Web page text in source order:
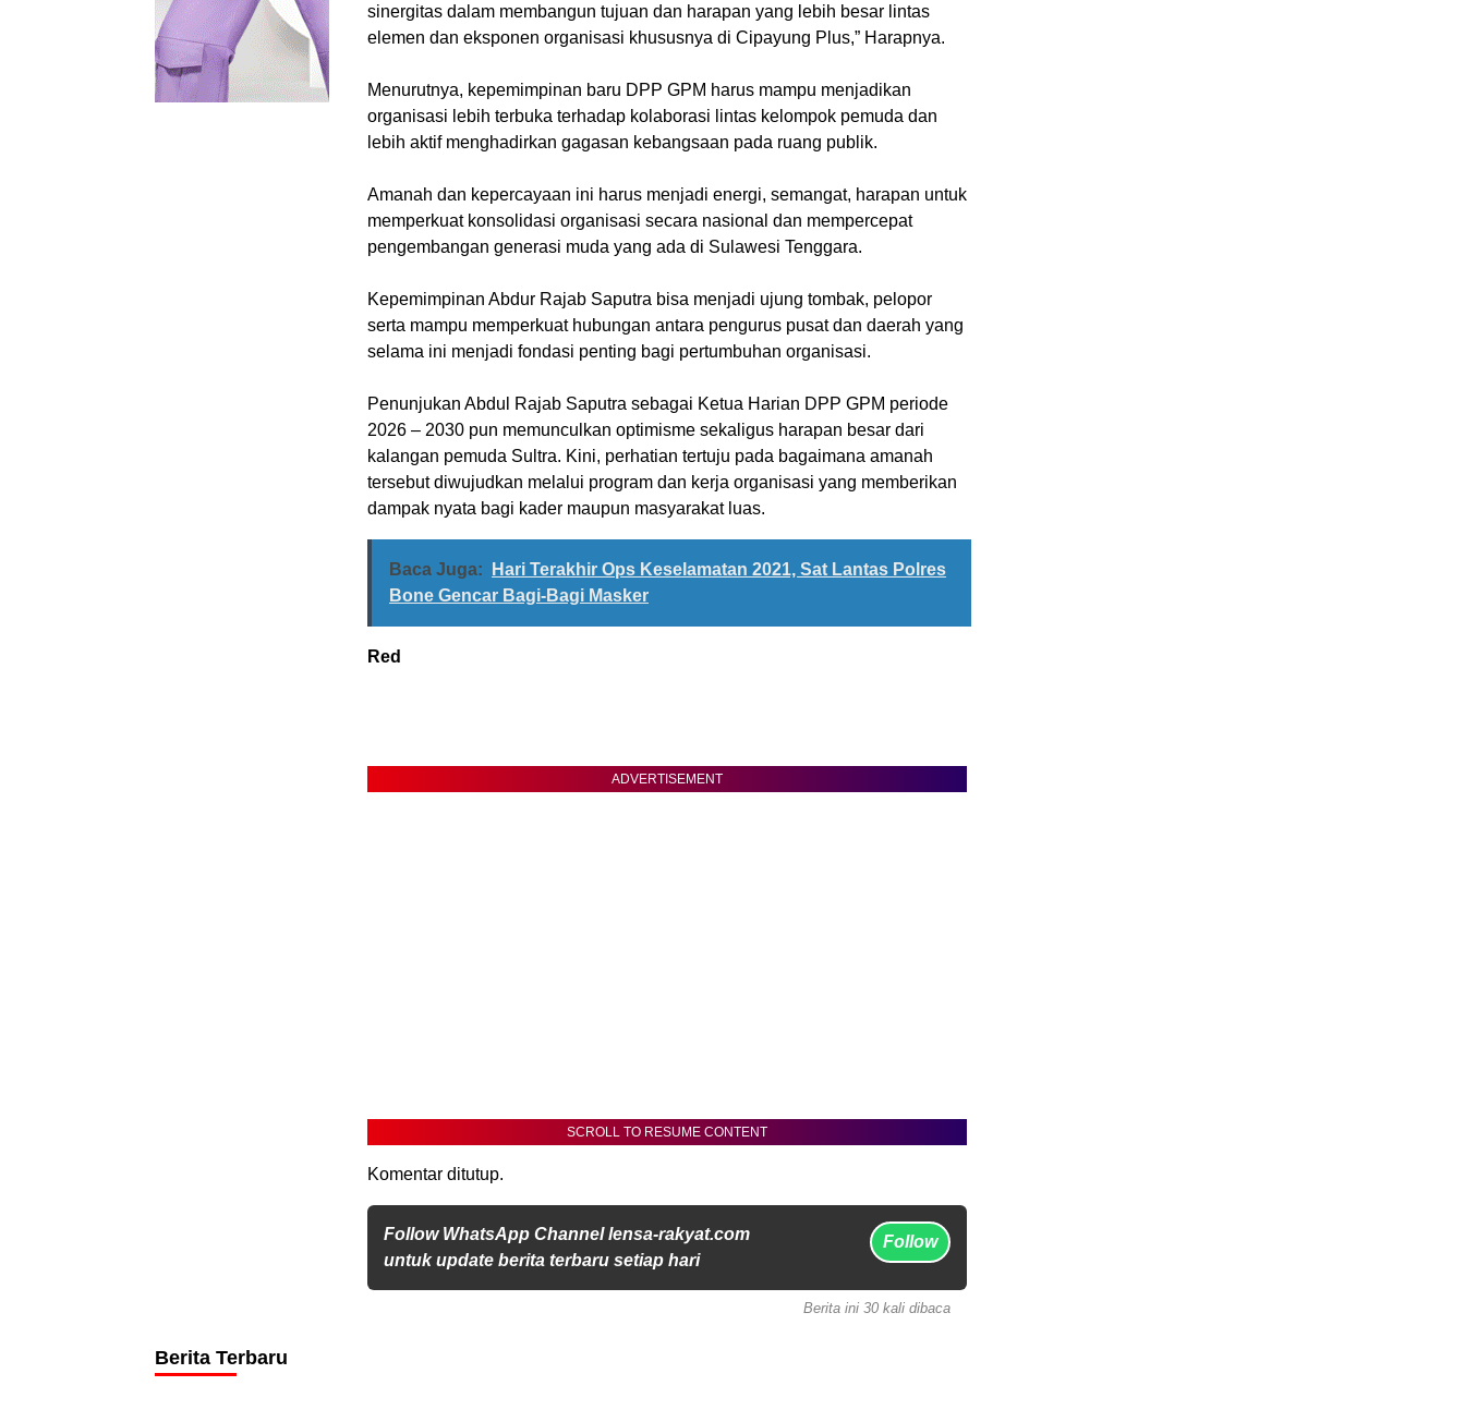
sinergitas dalam membangun tujuan dan harapan yang lebih besar lintas
elemen dan eksponen organisasi khususnya di Cipayung Plus,” Harapnya.
‎Menurutnya, kepemimpinan baru DPP GPM harus mampu menjadikan
organisasi lebih terbuka terhadap kolaborasi lintas kelompok pemuda dan
lebih aktif menghadirkan gagasan kebangsaan pada ruang publik.
‎Amanah dan kepercayaan ini harus menjadi energi, semangat, harapan untuk
memperkuat konsolidasi organisasi secara nasional dan mempercepat
pengembangan generasi muda yang ada di Sulawesi Tenggara.
‎Kepemimpinan Abdur Rajab Saputra bisa menjadi ujung tombak, pelopor
serta mampu memperkuat hubungan antara pengurus pusat dan daerah yang
selama ini menjadi fondasi penting bagi pertumbuhan organisasi.
‎Penunjukan Abdul Rajab Saputra sebagai Ketua Harian DPP GPM periode
2026 – 2030 pun memunculkan optimisme sekaligus harapan besar dari
kalangan pemuda Sultra. Kini, perhatian tertuju pada bagaimana amanah
tersebut diwujudkan melalui program dan kerja organisasi yang memberikan
dampak nyata bagi kader maupun masyarakat luas.
Baca Juga:
Hari Terakhir Ops Keselamatan 2021, Sat Lantas Polres
Bone Gencar Bagi-Bagi Masker
Red
ADVERTISEMENT
SCROLL TO RESUME CONTENT
Komentar ditutup.
Follow WhatsApp Channel lensa-rakyat.com
untuk update berita terbaru setiap hari
Follow
Berita ini 30 kali dibaca
Berita Terbaru